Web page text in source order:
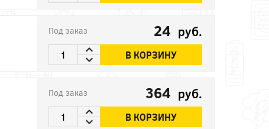
Под заказ 24 руб.
В КОРЗИНУ
Под заказ 364 руб.
В КОРЗИНУ